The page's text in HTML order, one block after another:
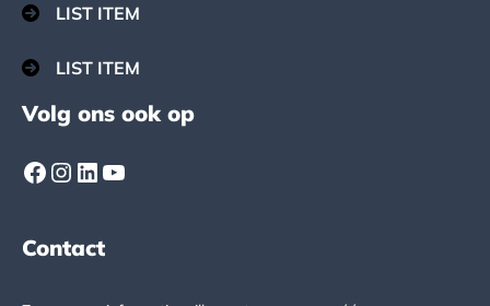
LIST ITEM
LIST ITEM
Volg ons ook op
Facebook
Instagram
LinkedIn
Contact